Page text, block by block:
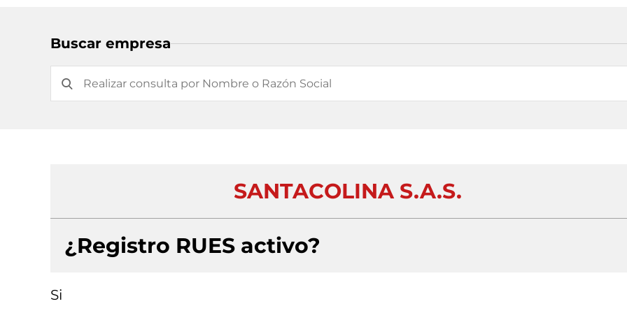
Buscar empresa
SANTACOLINA S.A.S.
¿Registro RUES activo?
Si